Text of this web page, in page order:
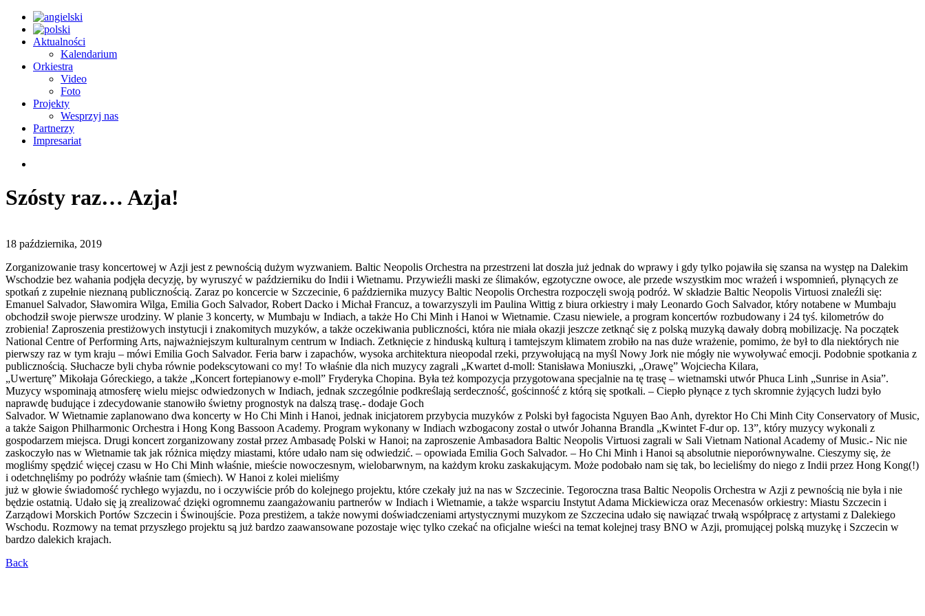
Aktualności
Kalendarium
Orkiestra
Video
Foto
Projekty
Wesprzyj nas
Partnerzy
Impresariat
Szósty raz… Azja!
18 października, 2019
Zorganizowanie trasy koncertowej w Azji jest z pewnością dużym wyzwaniem. Baltic Neopolis Orchestra na przestrzeni lat doszła już jednak do wprawy i gdy tylko pojawiła się szansa na występ na Dalekim
Wschodzie bez wahania podjęła decyzję, by wyruszyć w październiku do Indii i Wietnamu. Przywieźli maski ze ślimaków, egzotyczne owoce, ale przede wszystkim moc wrażeń i wspomnień, płynących ze
spotkań z zupełnie nieznaną publicznością. Zaraz po koncercie w Szczecinie, 6 października muzycy Baltic Neopolis Orchestra rozpoczęli swoją podróż. W składzie Baltic Neopolis Virtuosi znaleźli się:
Emanuel Salvador, Sławomira Wilga, Emilia Goch Salvador, Robert Dacko i Michał Francuz, a towarzyszyli im Paulina Wittig z biura orkiestry i mały Leonardo Goch Salvador, który notabene w Mumbaju
obchodził swoje pierwsze urodziny. W planie 3 koncerty, w Mumbaju w Indiach, a także Ho Chi Minh i Hanoi w Wietnamie. Czasu niewiele, a program koncertów rozbudowany i 24 tyś. kilometrów do
zrobienia! Zaproszenia prestiżowych instytucji i znakomitych muzyków, a także oczekiwania publiczności, która nie miała okazji jeszcze zetknąć się z polską muzyką dawały dobrą mobilizację. Na początek
National Centre of Performing Arts, najważniejszym kulturalnym centrum w Indiach. Zetknięcie z hinduską kulturą i tamtejszym klimatem zrobiło na nas duże wrażenie, pomimo, że był to dla niektórych nie
pierwszy raz w tym kraju – mówi Emilia Goch Salvador. Feria barw i zapachów, wysoka architektura nieopodal rzeki, przywołującą na myśl Nowy Jork nie mógły nie wywoływać emocji. Podobnie spotkania z
publicznością. Słuchacze byli chyba równie podekscytowani co my! To właśnie dla nich muzycy zagrali „Kwartet d-moll: Stanisława Moniuszki, „Orawę” Wojciecha Kilara,
„Uwerturę” Mikołaja Góreckiego, a także „Koncert fortepianowy e-moll” Fryderyka Chopina. Była też kompozycja przygotowana specjalnie na tę trasę – wietnamski utwór Phuca Linh „Sunrise in Asia”.
Muzycy wspominają atmosferę wielu miejsc odwiedzonych w Indiach, jednak szczególnie podkreślają serdeczność, gościnność z którą się spotkali. – Ciepło płynące z tych skromnie żyjących ludzi było
naprawdę budujące i zdecydowanie stanowiło świetny prognostyk na dalszą trasę.- dodaje Goch
Salvador. W Wietnamie zaplanowano dwa koncerty w Ho Chi Minh i Hanoi, jednak inicjatorem przybycia muzyków z Polski był fagocista Nguyen Bao Anh, dyrektor Ho Chi Minh City Conservatory of Music,
a także Saigon Philharmonic Orchestra i Hong Kong Bassoon Academy. Program wykonany w Indiach wzbogacony został o utwór Johanna Brandla „Kwintet F-dur op. 13”, który muzycy wykonali z
gospodarzem miejsca. Drugi koncert zorganizowany został przez Ambasadę Polski w Hanoi; na zaproszenie Ambasadora Baltic Neopolis Virtuosi zagrali w Sali Vietnam National Academy of Music.- Nic nie
zaskoczyło nas w Wietnamie tak jak różnica między miastami, które udało nam się odwiedzić. – opowiada Emilia Goch Salvador. – Ho Chi Minh i Hanoi są absolutnie nieporównywalne. Cieszymy się, że
mogliśmy spędzić więcej czasu w Ho Chi Minh właśnie, mieście nowoczesnym, wielobarwnym, na każdym kroku zaskakującym. Może podobało nam się tak, bo lecieliśmy do niego z Indii przez Hong Kong(!)
i odetchnęliśmy po podróży właśnie tam (śmiech). W Hanoi z kolei mieliśmy
już w głowie świadomość rychłego wyjazdu, no i oczywiście prób do kolejnego projektu, które czekały już na nas w Szczecinie. Tegoroczna trasa Baltic Neopolis Orchestra w Azji z pewnością nie była i nie
będzie ostatnią. Udało się ją zrealizować dzięki ogromnemu zaangażowaniu partnerów w Indiach i Wietnamie, a także wsparciu Instytut Adama Mickiewicza oraz Mecenasów orkiestry: Miastu Szczecin i
Zarządowi Morskich Portów Szczecin i Świnoujście. Poza prestiżem, a także nowymi doświadczeniami artystycznymi muzykom ze Szczecina udało się nawiązać trwałą współpracę z artystami z Dalekiego
Wschodu. Rozmowy na temat przyszłego projektu są już bardzo zaawansowane pozostaje więc tylko czekać na oficjalne wieści na temat kolejnej trasy BNO w Azji, promującej polską muzykę i Szczecin w
bardzo dalekich krajach.
Back